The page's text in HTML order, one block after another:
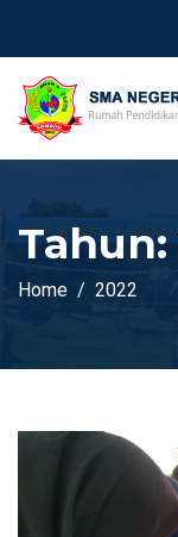
Tahun:
Home 2022